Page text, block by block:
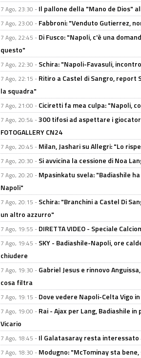
7 Ago, 23:30 - Il pallone della "Mano de Dios"
7 Ago, 23:00 - Fabbroni: "Venduto Gutierrez,
7 Ago, 22:45 - Di Fusco: "Napoli, c'è una
questo"
7 Ago, 22:30 - Schira: "Napoli-Favasuli,
7 Ago, 22:15 - Ritiro a Castel di Sangro, report
la squadra"
7 Ago, 21:00 - Ciciretti fa mea culpa: "Napoli,
7 Ago, 20:54 -300 tifosi ad aspettare i
FOTOGALLERY CN24
7 Ago, 20:45 - Milan, Jashari su Allegri: "Lo
7 Ago, 20:30 - Si avvicina la cessione di Noa
7 Ago, 20:20 - Mpasinkatu svela: "Badiashile
Napoli"
7 Ago, 20:15 - Schira: "Branchini a Castel Di
un altro azzurro"
7 Ago, 19:55 - DIRETTA VIDEO - Speciale
7 Ago, 19:45 - SKY - Badiashile-Napoli, ore
chiudere
7 Ago, 19:30 - Gabriel Jesus e rinnovo
cosa filtra
7 Ago, 19:15 - Dove vedere Napoli-Celta Vigo
7 Ago, 19:00 - Rai - Ajax per Lang, Badiashile
Vicario
7 Ago, 18:45 - Il Galatasaray resta interessato
7 Ago, 18:30 - Modugno: "McTominay sta